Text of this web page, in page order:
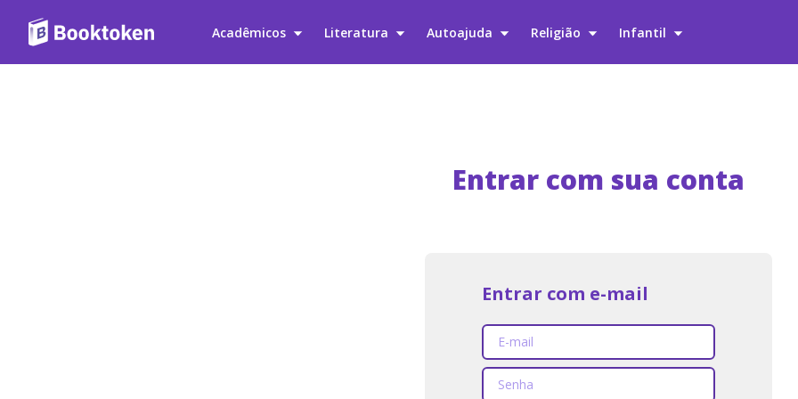
Acadêmicos Literatura Autoajuda Religião Infantil
Entrar com sua conta
Entrar com e-mail